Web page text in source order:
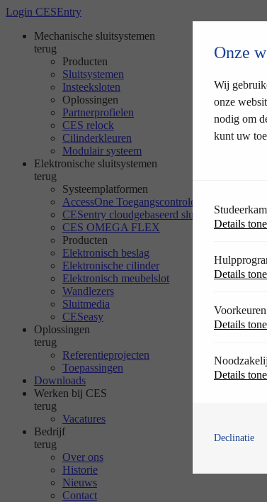
Login CESEntry
Mechanische sluitsystemen
terug
Producten
Sluitsystemen
Insteeksloten
Oplossingen
Partnerprofielen
CES relock
Cilinderkleuren
Modulair systeem
Elektronische sluitsystemen
terug
Systeemplatformen
AccessOne Toegangscontrole
CESentry cloudgebaseerd sluitsysteem
CES OMEGA FLEX
Producten
Elektronisch beslag
Elektronische cilinder
Elektronisch meubelslot
Wandlezers
Sluitmedia
CESeasy
Oplossingen
terug
Referentieprojecten
Toepassingen
Downloads
Werken bij CES
terug
Vacatures
Bedrijf
terug
Over ons
Historie
Nieuws
Contact
Onze
Wij
onze
nodig om
kunt uw
Details
Details
Details
Details
Declinatie